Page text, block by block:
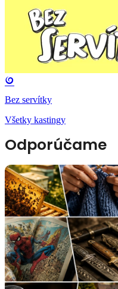
Bez servítky
Všetky kastingy
Odporúčame